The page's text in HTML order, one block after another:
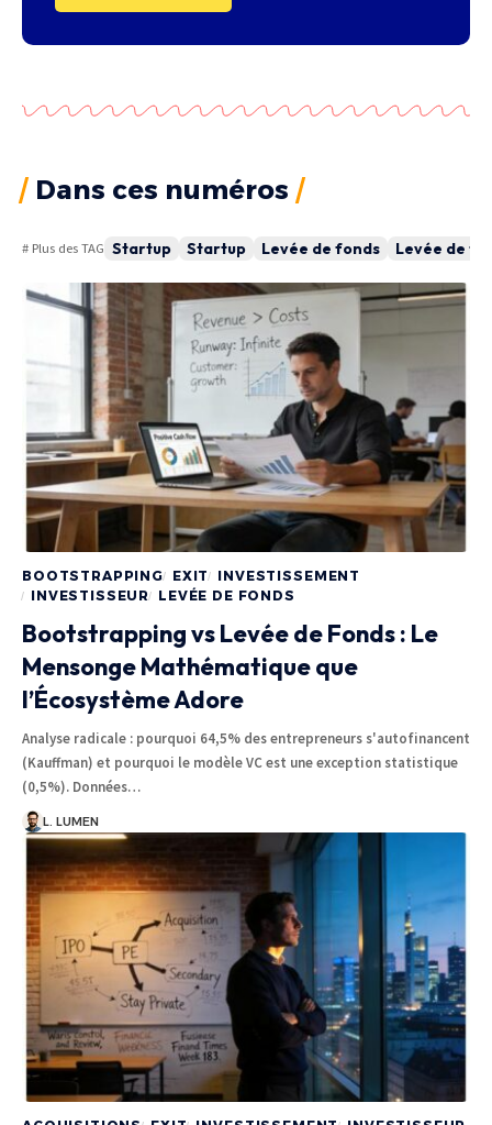
Dans ces numéros
# Plus des TAG Startup Startup Levée de fonds Levée de
BOOTSTRAPPING EXIT INVESTISSEMENT
INVESTISSEUR LEVÉE DE FONDS
Bootstrapping vs Levée de Fonds : Le
Mensonge Mathématique que
l’Écosystème Adore
Analyse radicale : pourquoi 64,5% des entrepreneurs s'autofinancent
(Kauffman) et pourquoi le modèle VC est une exception statistique
(0,5%). Données…
L. LUMEN